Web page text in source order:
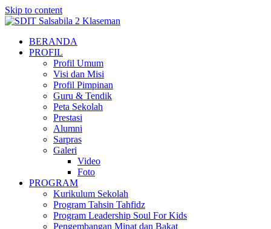
Skip to content
BERANDA
PROFIL
Profil Umum
Visi dan Misi
Profil Pimpinan
Guru & Tendik
Peta Sekolah
Prestasi
Alumni
Sarpras
Galeri
Video
Foto
PROGRAM
Kurikulum Sekolah
Program Tahsin Tahfidz
Program Leadership Soul For Kids
Pengembangan Minat dan Bakat